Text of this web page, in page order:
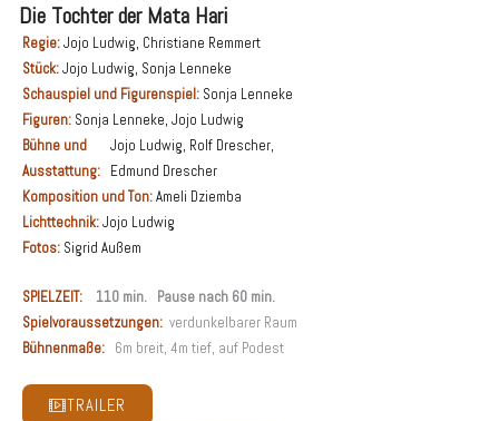
Die Tochter der Mata Hari
Regie:Jojo Ludwig, Christiane Remmert
Stück:Jojo Ludwig, Sonja Lenneke
Schauspiel und Figurenspiel: Sonja Lenneke
Figuren: Sonja Lenneke, Jojo Ludwig
Bühne und Jojo Ludwig, Rolf Drescher,
Ausstattung: Edmund Drescher
Komposition und Ton:Ameli Dziemba
Lichttechnik:Jojo Ludwig
Fotos: Sigrid Außem
SPIELZEIT:
110 min. Pause nach 60 min.
Spielvoraussetzungen: verdunkelbarer Raum
Bühnenmaße: 6m breit, 4m tief, auf Podest
TRAILER